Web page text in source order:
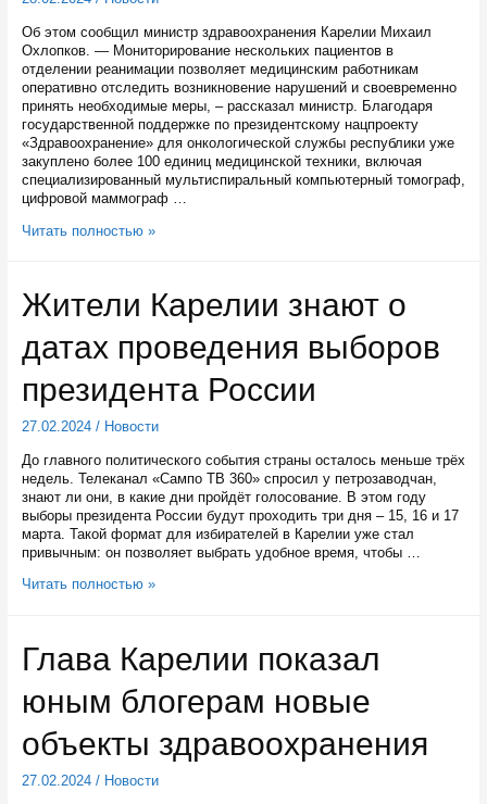
Об этом сообщил министр здравоохранения Карелии Михаил
Охлопков. — Мониторирование нескольких пациентов в
отделении реанимации позволяет медицинским работникам
оперативно отследить возникновение нарушений и своевременно
принять необходимые меры, – рассказал министр. Благодаря
государственной поддержке по президентскому нацпроекту
«Здравоохранение» для онкологической службы республики уже
закуплено более 100 единиц медицинской техники, включая
специализированный мультиспиральный компьютерный томограф,
цифровой маммограф …
Два
шесть
мониторов
для
наблюдения
время
в
Республиканский
онкологический
диспансер
Читать полностью »
Жители Карелии знают о
датах проведения выборов
президента России
27.02.2024/ Новости
До главного политического события страны осталось меньше трёх
недель. Телеканал «Сампо ТВ 360» спросил у петрозаводчан,
знают ли они, в какие дни пройдёт голосование. В этом году
выборы президента России будут проходить три дня – 15, 16 и 17
марта. Такой формат для избирателей в Карелии уже стал
привычным: он позволяет выбрать удобное время, чтобы …
Жители
датах
проведения
выборов
президента
России
Читать полностью »
Глава Карелии показал
юным блогерам новые
объекты здравоохранения
27.02.2024/ Новости